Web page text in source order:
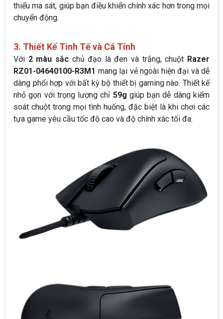
thiểu ma sát, giúp bạn điều khiển chính xác hơn trong mọi
chuyển động.
3. Thiết Kế Tinh Tế và Cá Tính
Với 2 màu sắcchủ đạo là đen và trắng, chuột Razer
RZ01-04640100-R3M1 mang lại vẻ ngoài hiện đại và dễ
dàng phối hợp với bất kỳ bộ thiết bị gaming nào. Thiết kế
nhỏ gọn với trọng lượng chỉ 59g giúp bạn dễ dàng kiểm
soát chuột trong mọi tình huống, đặc biệt là khi chơi các
tựa game yêu cầu tốc độ cao và độ chính xác tối đa.